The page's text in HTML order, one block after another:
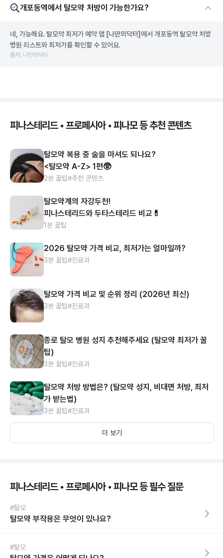
개포동역에서 탈모약 처방이 가능한가요?
네, 가능해요. 탈모약 최저가 예약 앱 [나만의닥터] 에서 개포동역 탈모약 처방
병원 리스트와 최저가를 확인할 수 있어요.
출처: 나만의닥터
피나스테리드 • 프로페시아 • 피나모 등 추천 콘텐츠
탈모약 복용 중 술을 마셔도 되나요?
<탈모약 A-Z> 1편🥸
2분 꿀팁#추천 콘텐츠
탈모약계의 자강두천!
피나스테리드와 두타스테리드 비교💊
1분 꿀팁
2026 탈모약 가격 비교, 최저가는 얼마일까?
3분 꿀팁#진료과
탈모약 가격 비교 및 순위 정리 (2026년 최신)
3분 꿀팁#진료과
종로 탈모 병원 성지 추천해주세요 (탈모약 최저가 꿀
팁)
3분 꿀팁#진료과
탈모약 처방 방법은? (탈모약 성지, 비대면 처방, 최저
가 받는법)
3분 꿀팁#진료과
더 보기
피나스테리드 • 프로페시아 • 피나모 등 필수 질문
#탈모
탈모약 부작용은 무엇이 있나요?
#탈모